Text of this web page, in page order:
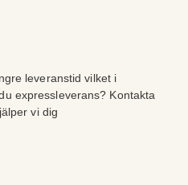
leveranstid vilket i
expressleverans? Kontakta
vi dig